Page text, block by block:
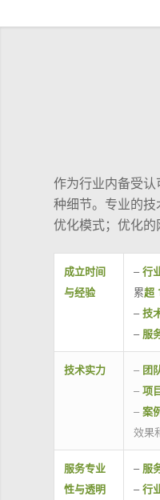
作为行业内备受
种细节。专业的
优化模式；优化的
成立时间
与经验
–行
累超
–技
– 服
技术实力 – 团
– 项
– 案
效果
服务专业
性与透明
– 服
–行